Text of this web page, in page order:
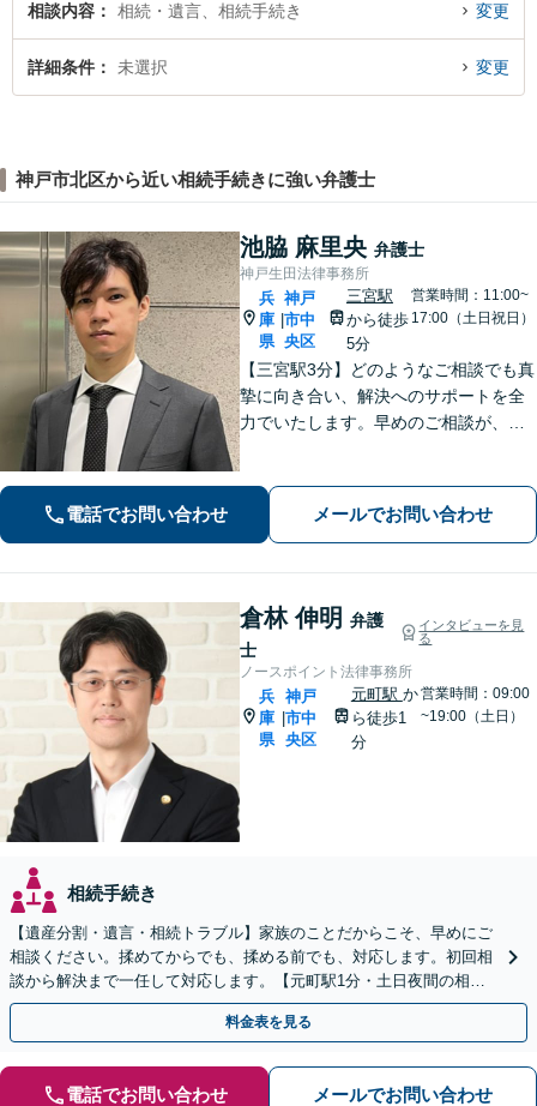
相談内容 相続・遺言、相続手続き 変更
詳細条件 未選択 変更
神戸市北区から近い相続手続きに強い弁護士
池脇 麻里央 弁護士
神戸生田法律事務所
兵
庫
県
神戸
市中
央区
三宮駅
から徒歩
5分
営業時間：11:00~
17:00（土日祝日）
【三宮駅3分】どのようなご相談でも真
摯に向き合い、解決へのサポートを全
力でいたします。早めのご相談が、よ
可」【早期釈放の実績多数】【夜間や
休日相談も対応可能】
電話でお問い合わせ メールでお問い合わせ
倉林 伸明 弁護
士
インタビューを見
る
ノースポイント法律事務所
兵
庫
県
|
神戸
市中
央区
元町駅 か
ら徒歩1
分
営業時間：09:00
~19:00（土日）
相続手続き
【遺産分割・遺言・相続トラブル】家族のことだからこそ、早めにご
相談ください。揉めてからでも、揉める前でも、対応します。初回相
談から解決まで一任して対応します。【元町駅1分・土日夜間の相談
歓迎】
料金表を見る
電話でお問い合わせ メールでお問い合わせ